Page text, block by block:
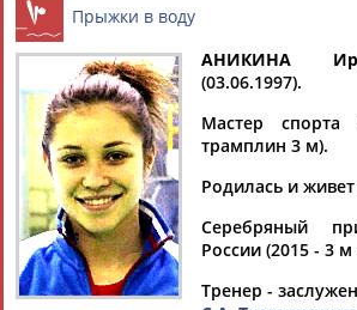
Найдено: 13181персон
Аслаудин
АБАЕВ
Елена
АБАИМОВА
Прыжки в воду
АНИКИНА
(03.06.1997).
Мастер
трамплин 3 м).
Родилась и
Серебряный
России (2015 - 3
Тренер -